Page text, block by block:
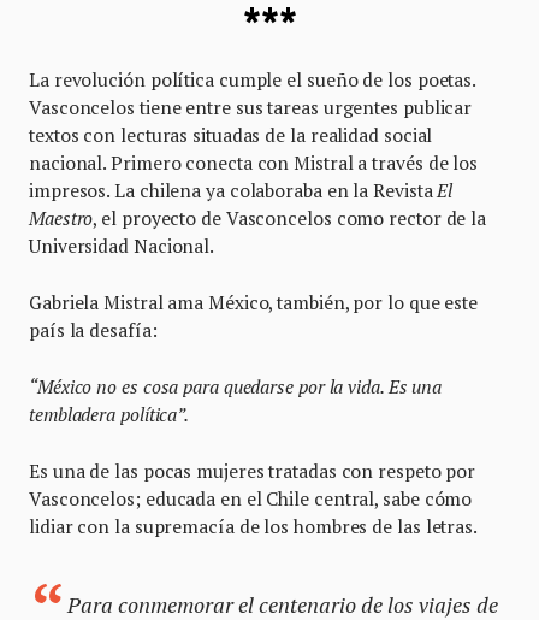
***
La revolución política cumple el sueño de los poetas.
Vasconcelos tiene entre sus tareas urgentes publicar
textos con lecturas situadas de la realidad social
nacional. Primero conecta con Mistral a través de los
impresos. La chilena ya colaboraba en la Revista El
Maestro, el proyecto de Vasconcelos como rector de la
Universidad Nacional.
Gabriela Mistral ama México, también, por lo que este
país la desafía:
“México no es cosa para quedarse por la vida. Es una
tembladera política”.
Es una de las pocas mujeres tratadas con respeto por
Vasconcelos; educada en el Chile central, sabe cómo
lidiar con la supremacía de los hombres de las letras.
Para conmemorar el centenario de los viajes de